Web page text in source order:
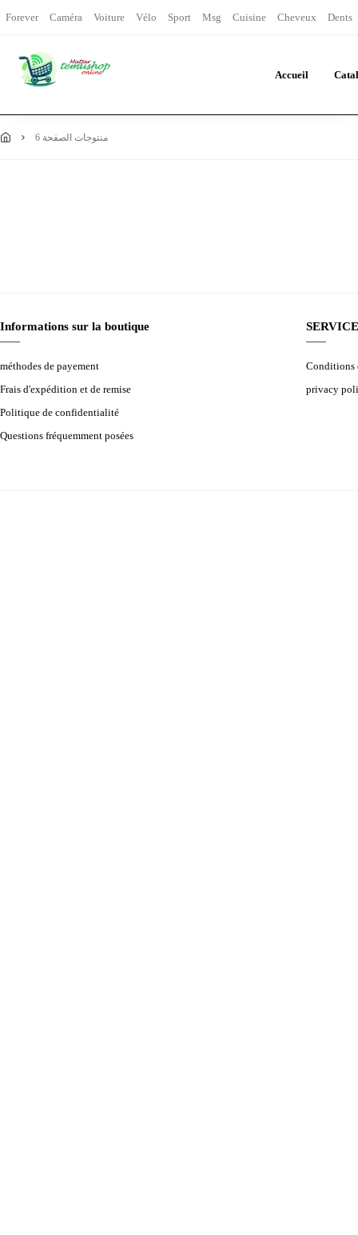
Forever Caméra Voiture Vélo Sport Msg Cuisine Cheveux Dents
Accueil
منتوجات الصفحة 6
Informations sur la boutique
méthodes de payement
Frais d'expédition et de remise
Politique de confidentialité
Questions fréquemment posées
Conditions
privacy